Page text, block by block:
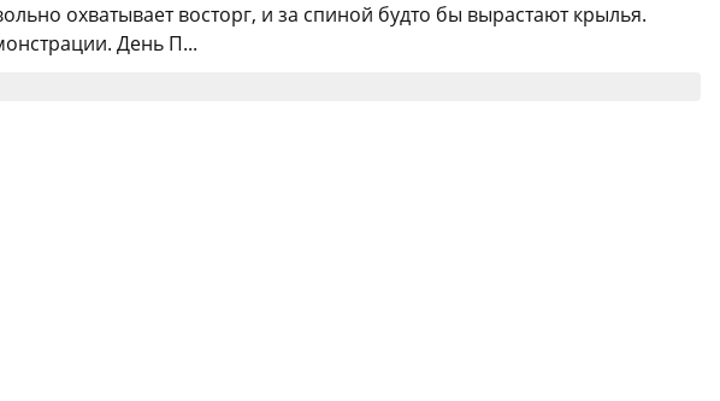
охватывает восторг, и за спиной будто бы вырастают крылья.
День П...